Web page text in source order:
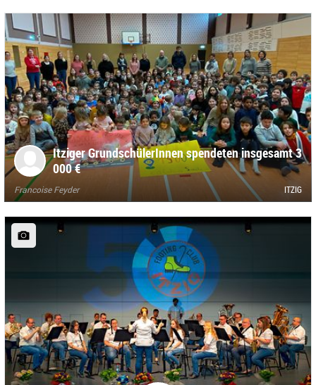
Itziger GrundschülerInnen spendeten insgesamt 3
000 €
Francoise Feyder ITZIG